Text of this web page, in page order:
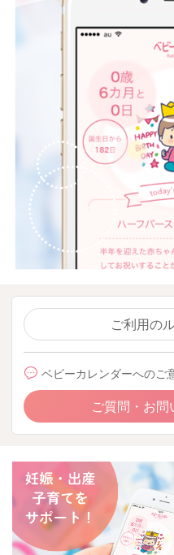
ご利用の
ベビーカレンダーへのご
ご質問・お